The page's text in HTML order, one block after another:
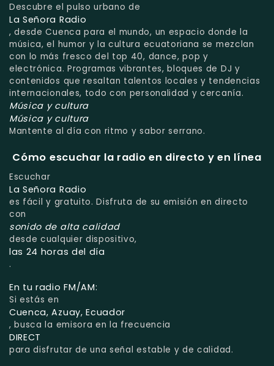
Descubre el pulso urbano de
La Señora Radio
, desde Cuenca para el mundo, un espacio donde la
música, el humor y la cultura ecuatoriana se mezclan
con lo más fresco del top 40, dance, pop y
electrónica. Programas vibrantes, bloques de DJ y
contenidos que resaltan talentos locales y tendencias
internacionales, todo con personalidad y cercanía.
Música y cultura
Música y cultura
Mantente al día con ritmo y sabor serrano.
Cómo escuchar la radio en directo y en línea
Escuchar
La Señora Radio
es fácil y gratuito. Disfruta de su emisión en directo
con
sonido de alta calidad
desde cualquier dispositivo,
las 24 horas del día
.
En tu radio FM/AM:
Si estás en
Cuenca, Azuay, Ecuador
, busca la emisora en la frecuencia
DIRECT
para disfrutar de una señal estable y de calidad.